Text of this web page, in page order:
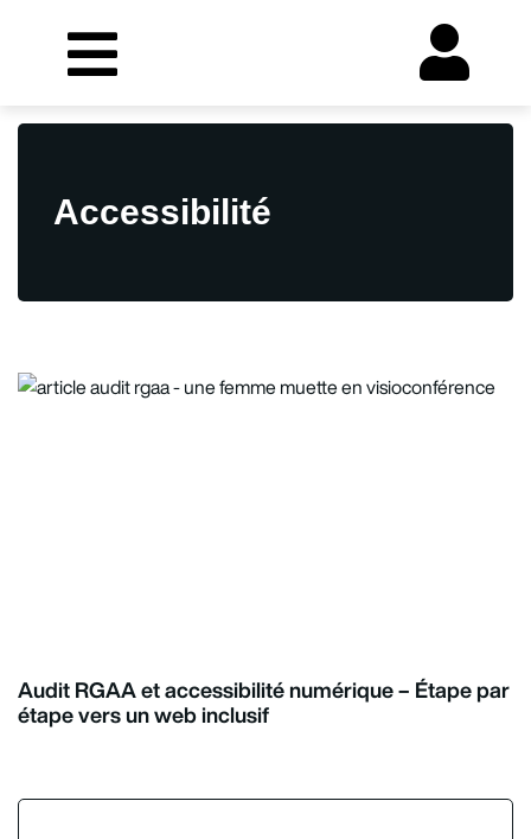
Accessibilité
Audit RGAA et accessibilité numérique – Étape par
étape vers un web inclusif